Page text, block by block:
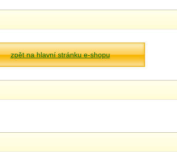
zpět na hlavní stránku e-shopu